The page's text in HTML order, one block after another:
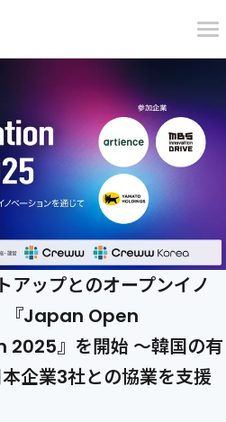
ップとのオープンイノ
『Japan Open
』を開始 〜韓国の有
企業3社との協業を支援